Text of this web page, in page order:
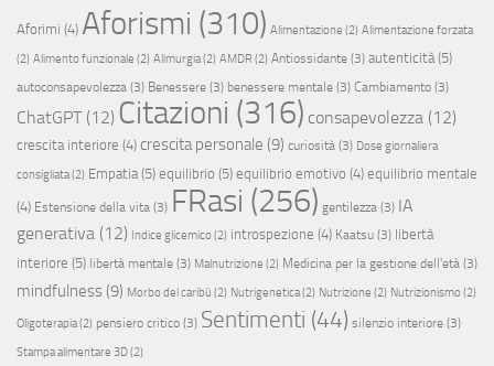
Aforimi (4) Aforismi (310) Alimentazione (2) Alimentazione forzata
(2) Alimento funzionale (2) Alimurgia(2) AMDR (2) Antiossidante (3) autenticità (5)
autoconsapevolezza (3) Benessere (3) benessere mentale (3) Cambiamento (3)
ChatGPT(12) Citazioni (316) consapevolezza (12)
crescita interiore (4) crescita personale (9) curiosità (3) Dose giornaliera
consigliata(2) Empatia (5) equilibrio (5) equilibrio emotivo (4) equilibrio mentale
(4) Estensione della vita (3) FRasi (256) gentilezza (3) IA
generativa (12) Indice glicemico (2) introspezione (4) Kaatsu (3) libertà
interiore (5) libertà mentale (3) Malnutrizione (2) Medicina per la gestione dell'età (3)
mindfulness (9) Morbo del caribù (2) Nutrigenetica(2) Nutrizione (2) Nutrizionismo (2)
Oligoterapia(2) pensiero critico (3) Sentimenti (44) silenzio interiore (3)
Stampa alimentare 3D(2)